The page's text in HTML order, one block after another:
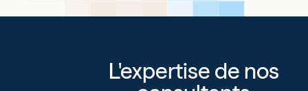
L'expertise de nos